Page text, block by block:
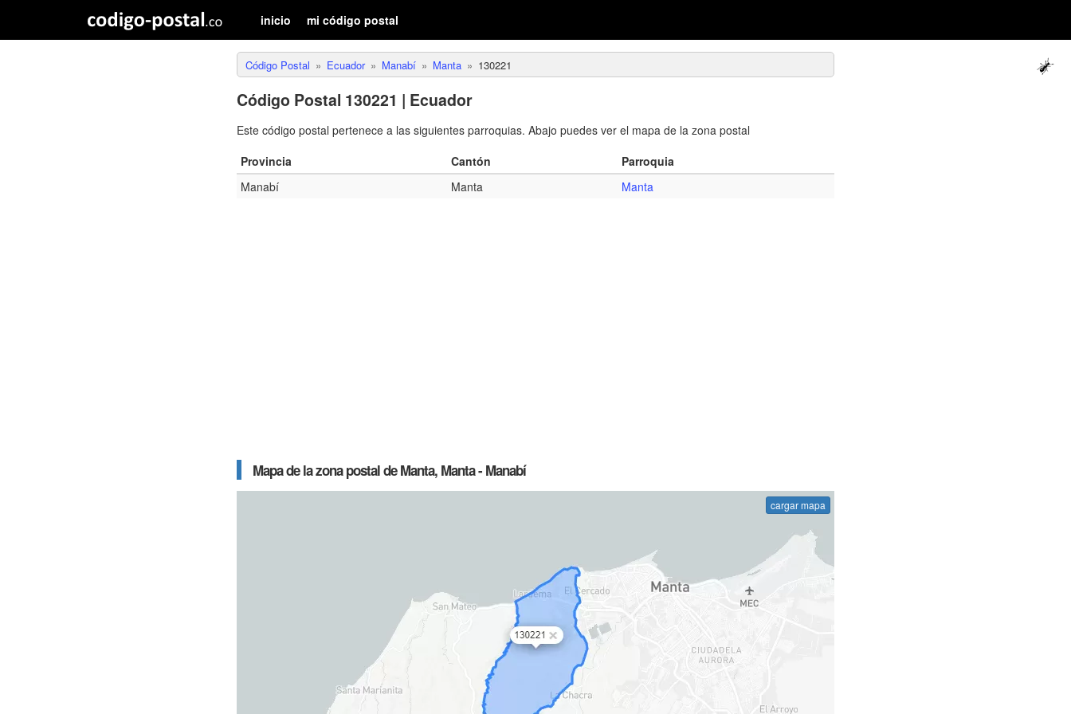
inicio mi código postal
Código Postal Ecuador Manabí Manta 130221
Código Postal 130221 | Ecuador
Este código postal pertenece a las siguientes parroquias. Abajo puedes ver el mapa de la zona postal
Provincia
Cantón
Parroquia
Manabí
Manta Manta
Mapa de la zona postal de Manta, Manta - Manabí
cargar mapa